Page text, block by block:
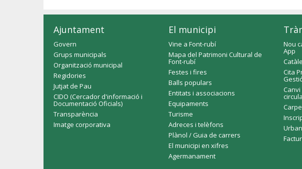
Ajuntament
Govern
Grups municipals
Organització municipal
Regidories
Jutjat de Pau
CIDO (Cercador d'informació i
Documentació Oficials)
Transparència
Imatge corporativa
El municipi
Vine a Font-rubí
Mapa del Patrimoni Cultural de
Font-rubí
Festes i fires
Balls populars
Entitats i associacions
Equipaments
Turisme
Adreces i telèfons
Plànol / Guia de carrers
El municipi en xifres
Agermanament
Nou
App
Cita